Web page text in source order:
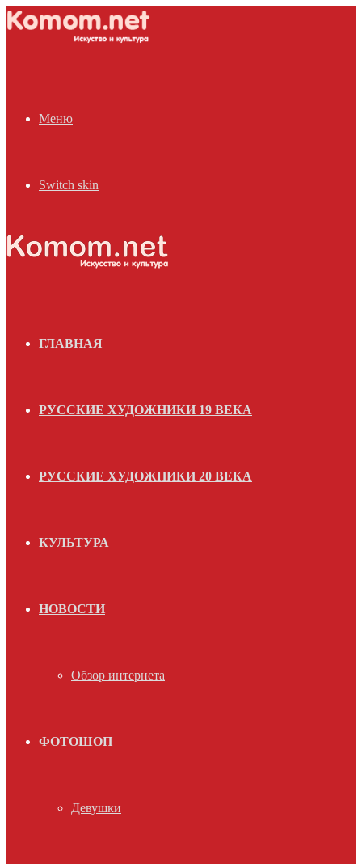
Меню
Switch skin
ГЛАВНАЯ
РУССКИЕ ХУДОЖНИКИ 19 ВЕКА
РУССКИЕ ХУДОЖНИКИ 20 ВЕКА
КУЛЬТУРА
НОВОСТИ
Обзор интернета
ФОТОШОП
Девушки